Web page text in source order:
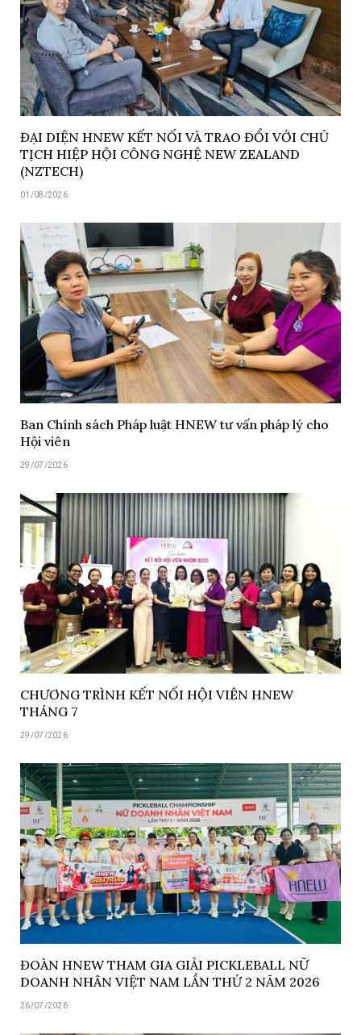
ĐẠI DIỆN HNEW KẾT NỐI VÀ TRAO ĐỔI VỚI CHỦ
TỊCH HIỆP HỘI CÔNG NGHỆ NEW ZEALAND
(NZTECH)
01/08/2026
Ban Chính sách Pháp luật HNEW tư vấn pháp lý cho
Hội viên
29/07/2026
CHƯƠNG TRÌNH KẾT NỐI HỘI VIÊN HNEW
THÁNG 7
29/07/2026
ĐOÀN HNEW THAM GIA GIẢI PICKLEBALL NỮ
DOANH NHÂN VIỆT NAM LẦN THỨ 2 NĂM 2026
26/07/2026